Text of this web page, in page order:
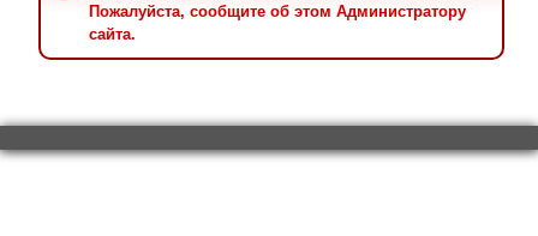
Пожалуйста, сообщите об этом Администратору
сайта.